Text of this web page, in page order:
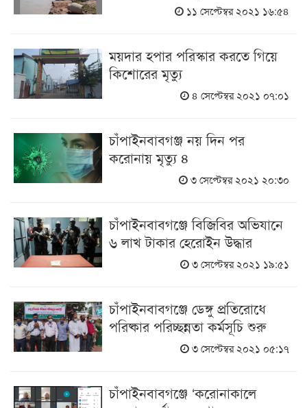
১১ সেপ্টেম্বর ২০২১ ১৬:৫৪
ময়দার হপার পরিস্কার করতে গিয়ে
কিশোরের মৃত্যু
৪ সেপ্টেম্বর ২০২১ ০৭:০১
চাঁপাইনবাবগঞ্জ নয় দিন পর
করোনায় মৃত্যু ৪
৩ সেপ্টেম্বর ২০২১ ২০:৩০
চাঁপাইনবাবগঞ্জে বিজিবির অভিযানে
৬ লাখ টাকার হেরোইন উদ্ধার
৩ সেপ্টেম্বর ২০২১ ১৯:৫১
চাঁপাইনবাবগঞ্জে ডেঙ্গু প্রতিরোধে
পরিষ্কার পরিচ্ছন্নতা কর্মসূচি শুরু
৩ সেপ্টেম্বর ২০২১ ০৫:১৭
চাঁপাইনবাবগঞ্জে ‘করোনাকালে